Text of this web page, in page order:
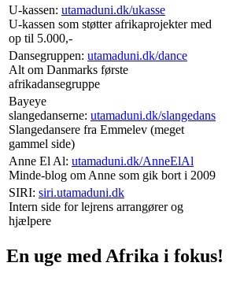
U-kassen: utamaduni.dk/ukasse
U-kassen som støtter afrikaprojekter med
op til 5.000,-
Dansegruppen: utamaduni.dk/dance
Alt om Danmarks første
afrikadansegruppe
Bayeye
slangedanserne: utamaduni.dk/slangedans
Slangedansere fra Emmelev (meget
gammel side)
Anne El Al: utamaduni.dk/AnneElAl
Minde-blog om Anne som gik bort i 2009
SIRI: siri.utamaduni.dk
Intern side for lejrens arrangører og
hjælpere
En uge med Afrika i fokus!